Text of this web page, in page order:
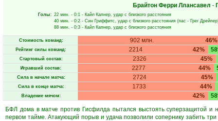
Брайтон Ферри Ллансавел -
Голы: 22 мин. - 0:1 - Кайл Капнер, удар с близкого расстояния
40 мин. - 0:2 - Син Гриффитс, удар с близкого расстояния (пас - Грег Дрейпер
88 мин. - 0:3 - Кайл Капнер, удар с близкого расстояния
Стоимость команд: 46%
902 млн.
Рейтинг силы команд: 42%
2214
Стартовый состав: 45%
2326
Игравший состав: 44%
2277
Сила в начале матча: 45%
2724
Сила в конце матча: 44%
1733
Владение мячом: 42%
БФЛ дома в матче против Гисфилда пытался выстоять суперзащитой и
первом тайме. Атакующий порыв и удача позволили сопернику забить